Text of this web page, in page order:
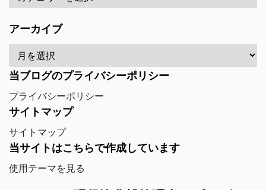
アーカイブ
当ブログのプライバシーポリシー
プライバシーポリシー
サイトマップ
サイトマップ
当サイトはこちらで作成しています
使用テーマを見る